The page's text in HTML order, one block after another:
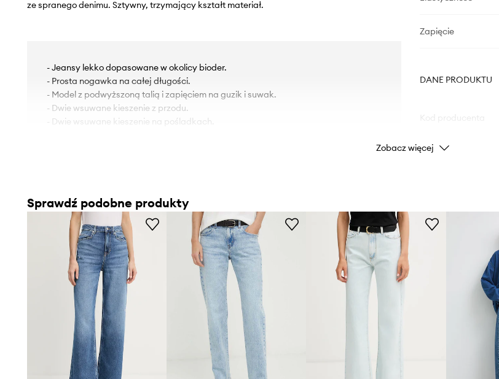
ze spranego denimu. Sztywny, trzymający kształt materiał.
- Jeansy lekko dopasowane w okolicy bioder.
- Prosta nogawka na całej długości.
- Model z podwyższoną talią i zapięciem na guzik i suwak.
- Dwie wsuwane kieszenie z przodu.
- Dwie wsuwane kieszenie na pośladkach.
Zapięcie
DANE PRODUKTU
Kolor
ID Produktu
Zobacz więcej
Sprawdź podobne produkty